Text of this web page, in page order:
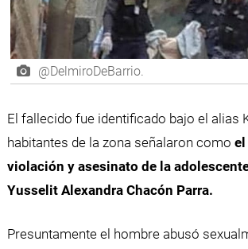
@DelmiroDeBarrio.
El fallecido fue identificado bajo el alias
habitantes de la zona señalaron como el
violación y asesinato de la
Yusselit Alexandra Chacón Parra.
Presuntamente el hombre abusó